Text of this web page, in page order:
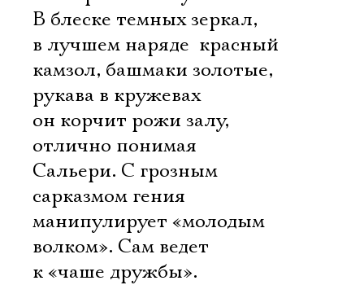
В блеске темных зеркал,
в лучшем наряде  красный
камзол, башмаки золотые,
рукава в кружевах 
он корчит рожи залу,
отлично понимая
Сальери. С грозным
сарказмом гения
манипулирует «молодым
волком». Сам ведет
к «чаше дружбы».